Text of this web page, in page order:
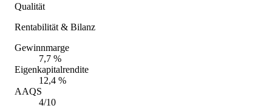
Qualität
Rentabilität & Bilanz
Gewinnmarge
7,7 %
Eigenkapitalrendite
12,4 %
AAQS
4/10